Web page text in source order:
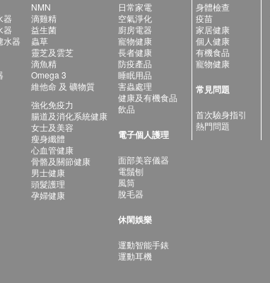
器
器
水器
NMN
滴雞精
益生菌
蟲草
靈芝及雲芝
滴魚精
Omega 3
維他命 及 礦物質
強化免疫力
腸道及消化系統健康
女士及美容
瘦身纖體
心血管健康
骨骼及關節健康
男士健康
頭髮護理
孕婦健康
日常家電
空氣淨化
廚房電器
寵物健康
長者健康
防疫產品
睡眠用品
害蟲處理
健康及有機食品
飲品
電子個人護理
面部美容儀器
電鬚刨
風筒
脫毛器
休閑娛樂
運動智能手錶
運動耳機
身體檢查
疫苗
家居健康
個人健康
有機食品
寵物健康
常見問題
首次驗身指引
熱門問題